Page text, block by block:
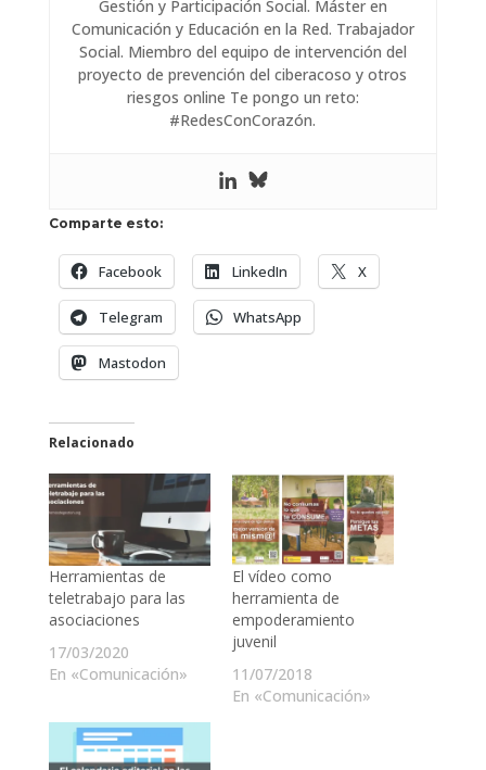
Gestión y Participación Social. Máster en
Comunicación y Educación en la Red. Trabajador
Social. Miembro del equipo de intervención del
proyecto de prevención del ciberacoso y otros
riesgos online Te pongo un reto:
#RedesConCorazón.
Comparte esto:
Facebook LinkedIn X
Telegram WhatsApp
Mastodon
Relacionado
Herramientas de
teletrabajo para las
asociaciones
17/03/2020
En «Comunicación»
El vídeo como
herramienta de
empoderamiento
juvenil
11/07/2018
En «Comunicación»